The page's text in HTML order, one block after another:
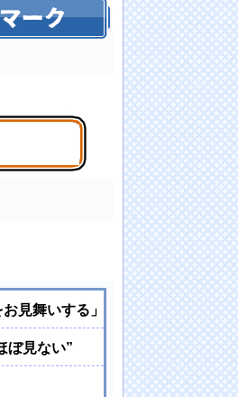
見舞いする」
ぼ見ない”